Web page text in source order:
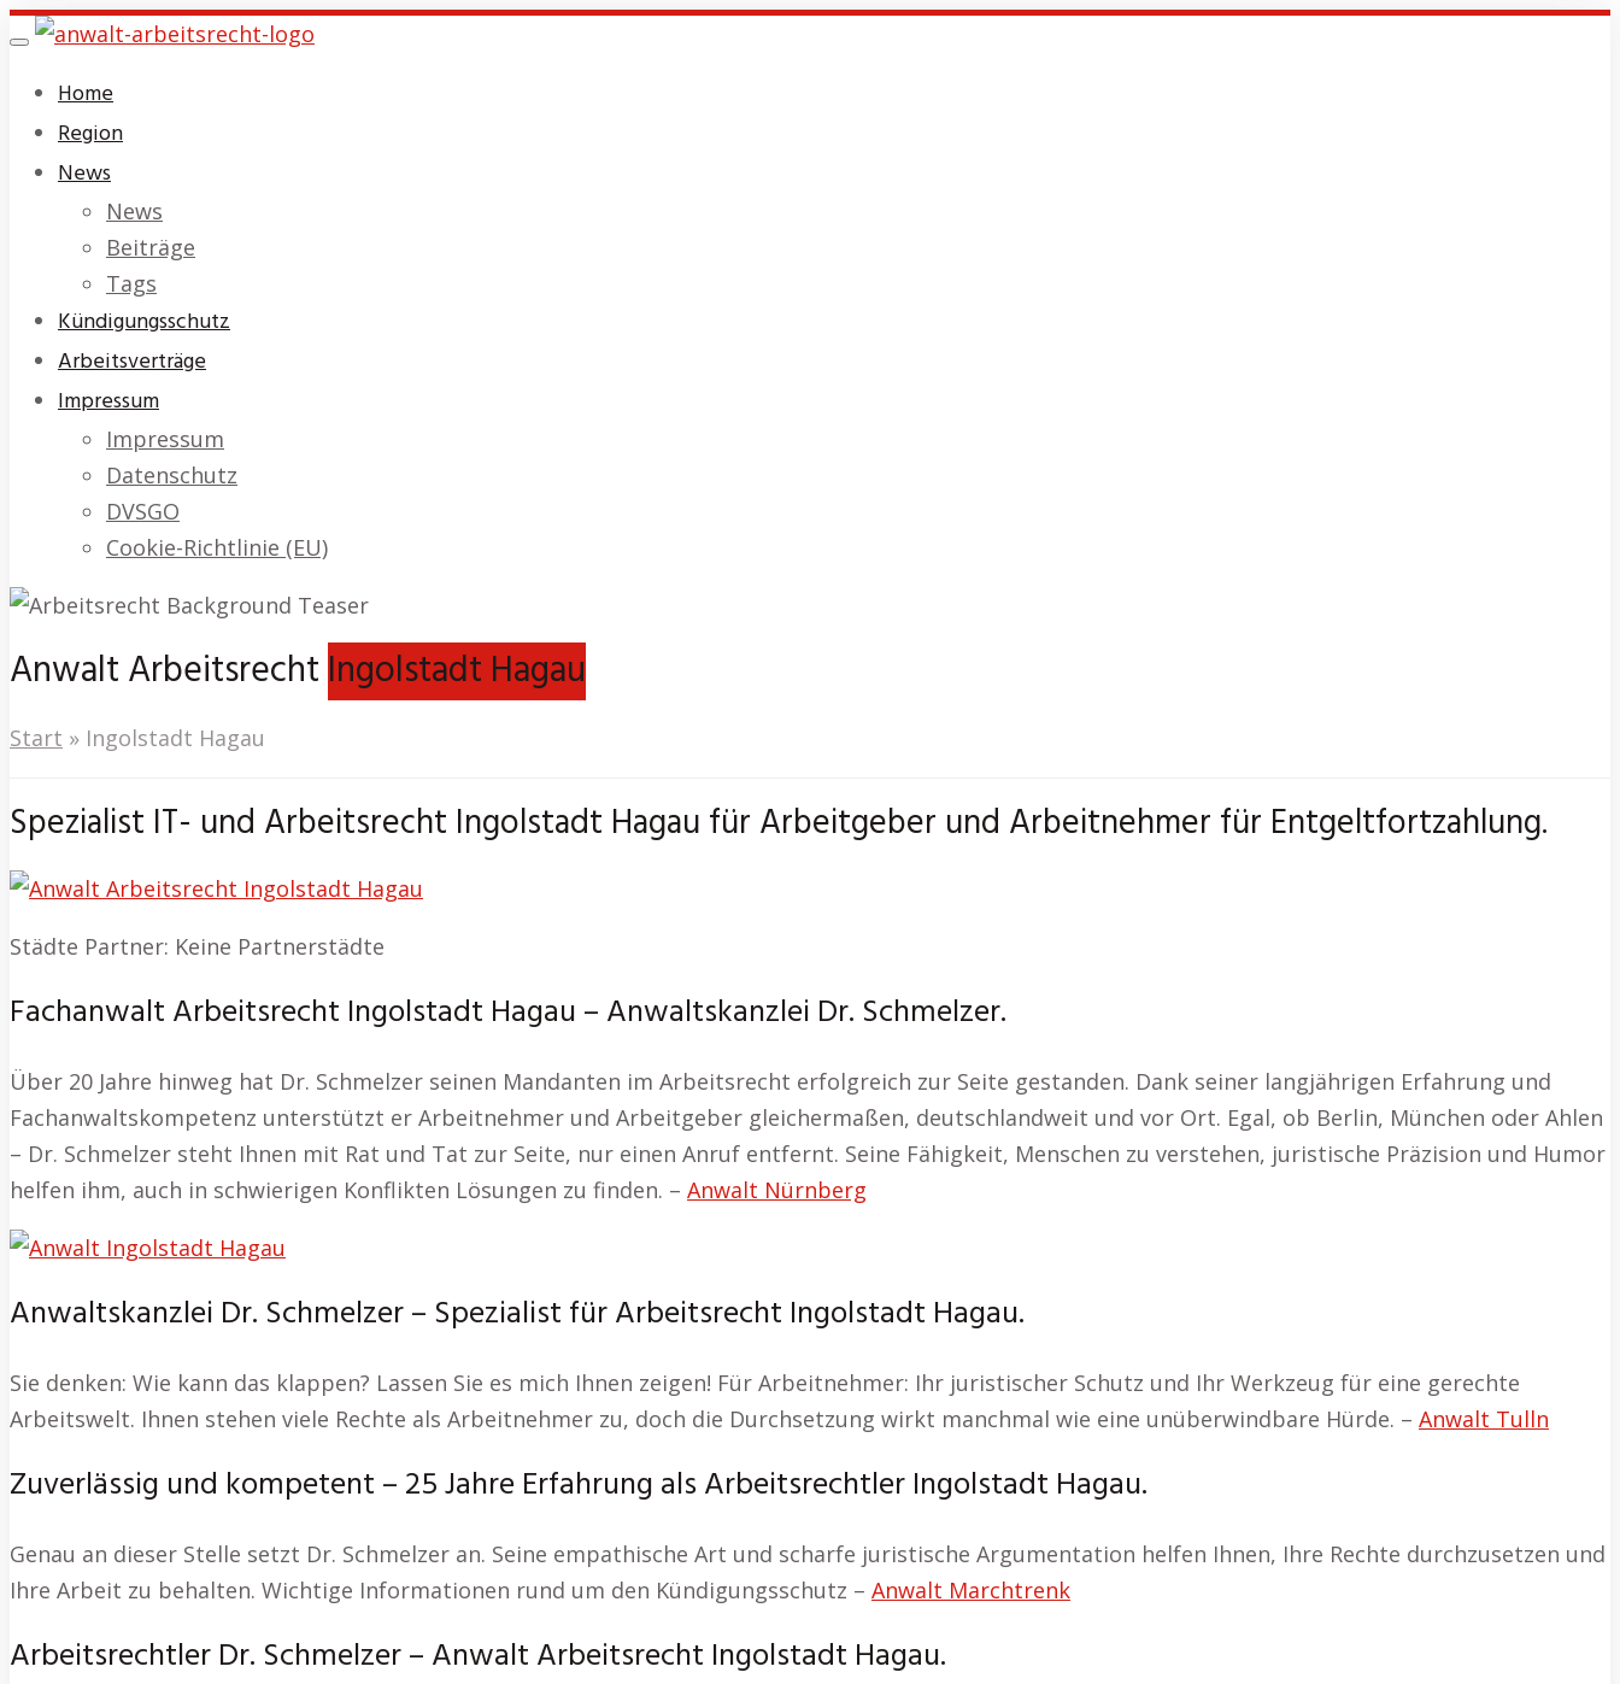
Skip
main
content
Toggle
Home
Region
News
News
Beiträge
Tags
Kündigungsschutz
Arbeitsverträge
Impressum
Impressum
Datenschutz
DVSGO
Cookie-Richtlinie (EU)
Anwalt Arbeitsrecht Ingolstadt Hagau
Start » Ingolstadt Hagau
Spezialist IT- und Arbeitsrecht Ingolstadt Hagau für Arbeitgeber und Arbeitnehmer für Entgeltfortzahlung.
Städte Partner: Keine Partnerstädte
Fachanwalt Arbeitsrecht Ingolstadt Hagau – Anwaltskanzlei Dr. Schmelzer.
Über 20 Jahre hinweg hat Dr. Schmelzer seinen Mandanten im Arbeitsrecht erfolgreich zur Seite gestanden. Dank seiner langjährigen Erfahrung und
Fachanwaltskompetenz unterstützt er Arbeitnehmer und Arbeitgeber gleichermaßen, deutschlandweit und vor Ort. Egal, ob Berlin, München oder Ahlen
– Dr. Schmelzer steht Ihnen mit Rat und Tat zur Seite, nur einen Anruf entfernt. Seine Fähigkeit, Menschen zu verstehen, juristische Präzision und Humor
helfen ihm, auch in schwierigen Konflikten Lösungen zu finden. – Anwalt Nürnberg
Anwaltskanzlei Dr. Schmelzer – Spezialist für Arbeitsrecht Ingolstadt Hagau.
Sie denken: Wie kann das klappen? Lassen Sie es mich Ihnen zeigen! Für Arbeitnehmer: Ihr juristischer Schutz und Ihr Werkzeug für eine gerechte
Arbeitswelt. Ihnen stehen viele Rechte als Arbeitnehmer zu, doch die Durchsetzung wirkt manchmal wie eine unüberwindbare Hürde. – Anwalt Tulln
Zuverlässig und kompetent – 25 Jahre Erfahrung als Arbeitsrechtler Ingolstadt Hagau.
Genau an dieser Stelle setzt Dr. Schmelzer an. Seine empathische Art und scharfe juristische Argumentation helfen Ihnen, Ihre Rechte durchzusetzen und
Ihre Arbeit zu behalten. Wichtige Informationen rund um den Kündigungsschutz – Anwalt Marchtrenk
Arbeitsrechtler Dr. Schmelzer – Anwalt Arbeitsrecht Ingolstadt Hagau.